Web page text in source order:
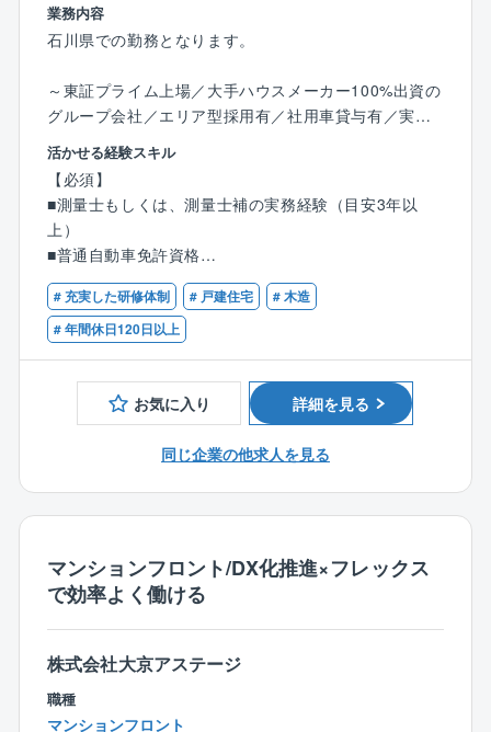
定します。
は面接時に詳しいお話をさせていただきます。
近畿エリア（大阪・京都の各府、兵庫・滋賀・奈良・
井の各県）の各現場事業所
【間接部門の場合】
住所：大阪府大阪市淀川区西中島3-9-15
勤務地最寄駅：地下鉄御堂筋線／西中島南方駅
受動喫煙対策：屋内全面禁煙
【現場施工管理の場合】
・関西圏（主に京阪神エリア）の新設現場（土木支
店）
・大阪管轄エリアのメンテナンス現場（大阪支店）
・兵庫管轄エリアのメンテナンス現場（神戸支店）
・京都管轄エリアのメンテナンス現場(京都支店)
・福知山管轄エリアのメンテナンス現場（福知山支
・北陸圏（福井・石川・富山）の新設現場（北陸支
店）
・富山管轄エリアのメンテナンス現場（富山出張所）
上記支店の中から配属先を決めます。
し、それらに見合ったポジションをご用意。実力次第
で早期キャリアアップも可能です。現在活躍されてい
います。
また、残業月平均10h程度に加えて、転勤も発生しない
業務内容
石川県での勤務となります。
～東証プライム上場／大手ハウスメーカー100%出資の
グループ会社／エリア型採用有／社用車貸与有／実働
7.5時間／有休取得率50%以上／福利厚生充実～
【業務内容】
■同社にて、測量士として測量業務をお任せいたしま
す。
■内勤30％／外勤70%の業務を想定しています。
※具体的には
■戸建住宅の敷地測量
■データ解析／測量図面の作成
将来的にお任せする業務
■建築基準法に関する役所対応
■SWS試験による地盤調査
※年に1度上長とのキャリア相談MTGもあり、適性、希
望等確認したうえで業務をお任せする予定です。
＜測量地について＞
協力事務所との連携もございますので、拠点から行き
＜使用ソフト／特徴＞
INFINITY
※3Dスキャナー等の活用も全社的に行っており、ミリ
活かせる経験スキル
【必須】
■測量士もしくは、測量士補の実務経験（目安3年以
上）
■普通自動車免許資格
■測量士または測量士補の資格
# 充実した研修体制 # 戸建住宅
# 木造
# 年間休日120日以上
お気に入り 詳細を見る
同じ企業の他求人を見る
マンションフロント/DX化推進×フレックス
で効率よく働ける
株式会社大京アステージ
職種
マンションフロント